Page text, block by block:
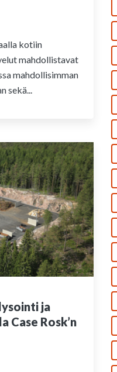
kotiin
mahdollistavat
mahdollisimman
sekä...
ja
Case Rosk’n